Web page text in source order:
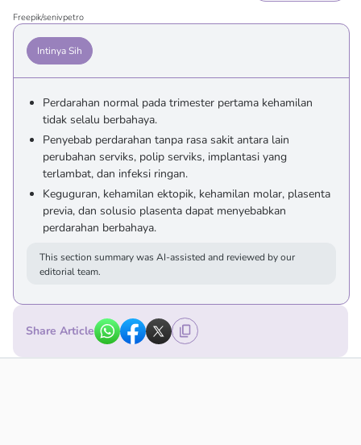
Freepik/senivpetro
Intinya Sih
Perdarahan normal pada trimester pertama kehamilan
tidak selalu berbahaya.
Penyebab perdarahan tanpa rasa sakit antara lain
perubahan serviks, polip serviks, implantasi yang
terlambat, dan infeksi ringan.
Keguguran, kehamilan ektopik, kehamilan molar, plasenta
previa, dan solusio plasenta dapat menyebabkan
perdarahan berbahaya.
This section summary was AI-assisted and reviewed by our
editorial team.
Share Article